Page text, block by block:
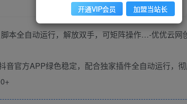
官方APP绿色稳定，配合独家插件全自动运行，
开通VIP会员 加盟当站长